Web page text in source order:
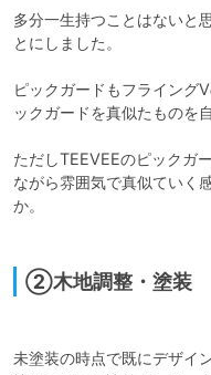
多分一生持つことはないと
とにしました。
ピックガードもフライング
ックガードを真似たものを
ただしTEEVEEのピックガ
ながら雰囲気で真似ていく
か。
②木地調整・塗装
未塗装の時点で既にデザイ